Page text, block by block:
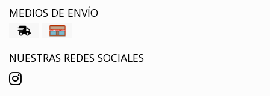
MEDIOS DE ENVÍO
NUESTRAS REDES SOCIALES